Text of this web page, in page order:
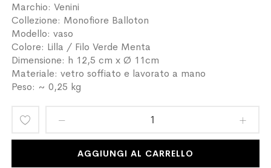
Marchio: Venini
Collezione: Monofiore Balloton
Modello: vaso
Colore: Lilla / Filo Verde Menta
Dimensione: h 12,5 cm x Ø 11cm
Materiale: vetro soffiato e lavorato a mano
Peso: ~ 0,25 kg
Aggiungi
AGGIUNGI AL CARRELLO